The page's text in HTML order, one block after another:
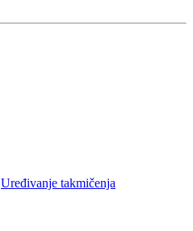
Uređivanje takmičenja